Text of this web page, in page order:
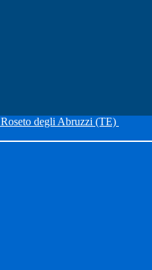
Roseto degli Abruzzi (TE)